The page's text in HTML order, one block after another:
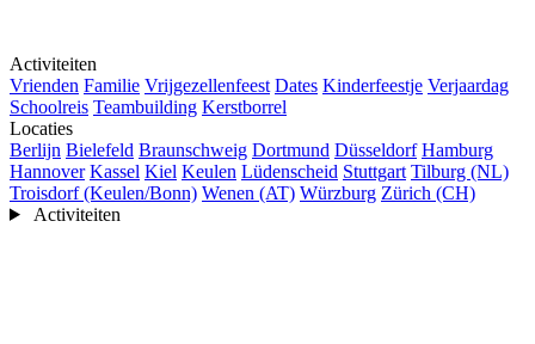
Activiteiten
Vrienden Familie Vrijgezellenfeest Dates Kinderfeestje Verjaardag
Schoolreis Teambuilding Kerstborrel
Locaties
Berlijn Bielefeld Braunschweig Dortmund Düsseldorf Hamburg
Hannover Kassel Kiel Keulen Lüdenscheid Stuttgart Tilburg (NL)
Troisdorf (Keulen/Bonn) Wenen (AT) Würzburg Zürich (CH)
Activiteiten